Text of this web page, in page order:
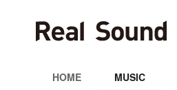
HOME MUSIC